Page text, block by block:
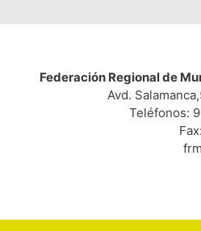
Federación Regional de
Avd.
Teléfonos: